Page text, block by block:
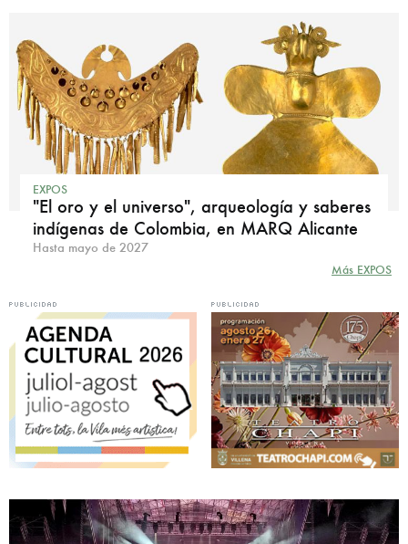
EXPOS
"El oro y el universo", arqueología y saberes
indígenas de Colombia, en MARQ Alicante
Hasta mayo de 2027
Más EXPOS